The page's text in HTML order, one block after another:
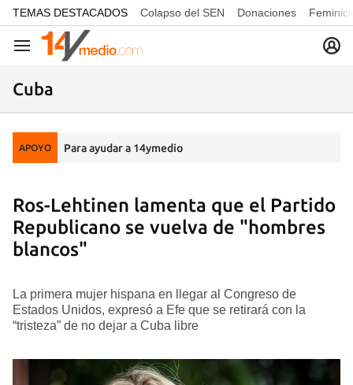
common.go-to-content
TEMAS DESTACADOS Colapso del SEN Donaciones
Navegación
Cuba
APOYO Para ayudar a 14ymedio
Ros-Lehtinen lamenta que el Partido
Republicano se vuelva de "hombres
blancos"
La primera mujer hispana en llegar al Congreso de
Estados Unidos, expresó a Efe que se retirará con la
“tristeza” de no dejar a Cuba libre